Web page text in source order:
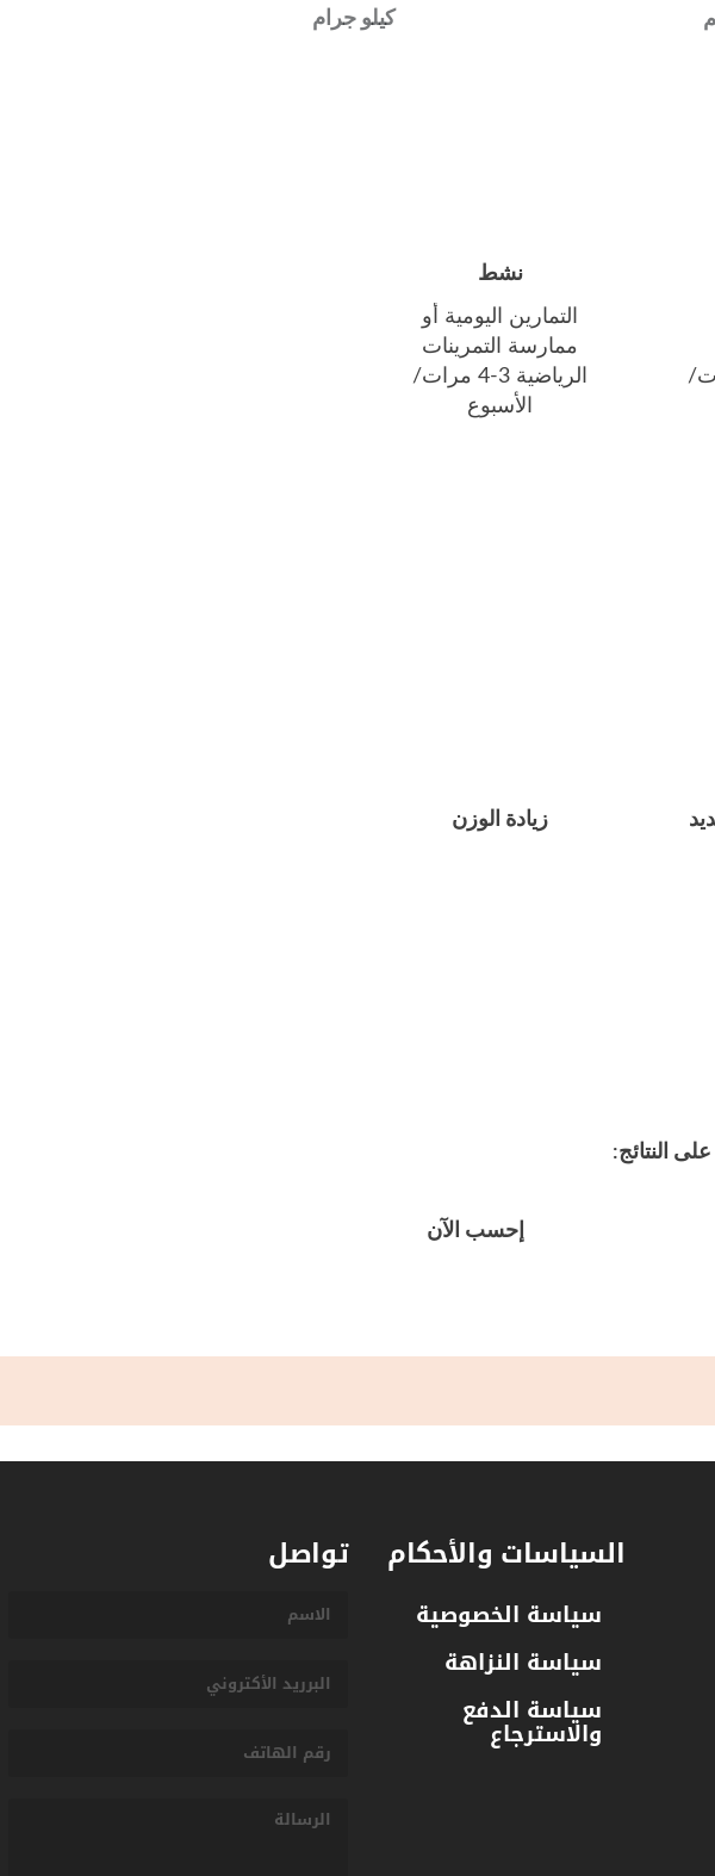
كيلو جرام
مرات/
نشط
التمارين اليومية أو
ممارسة التمرينات
الرياضية 3-4 مرات/
الأسبوع
زيادة الوزن
النتائج:
إحسب الآن
السياسات والأحكام
سياسة الخصوصية
سياسة النزاهة
سياسة الدفع
والاسترجاع
تواصل